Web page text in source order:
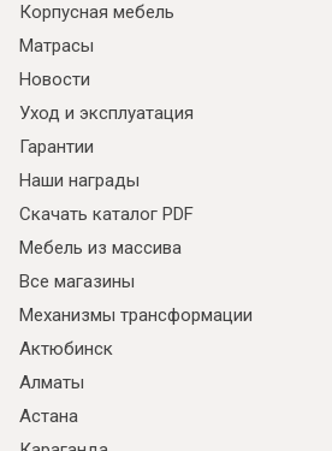
Корпусная мебель
Матрасы
Новости
Уход и эксплуатация
Гарантии
Наши награды
Скачать каталог PDF
Мебель из массива
Все магазины
Механизмы трансформации
Актюбинск
Алматы
Астана